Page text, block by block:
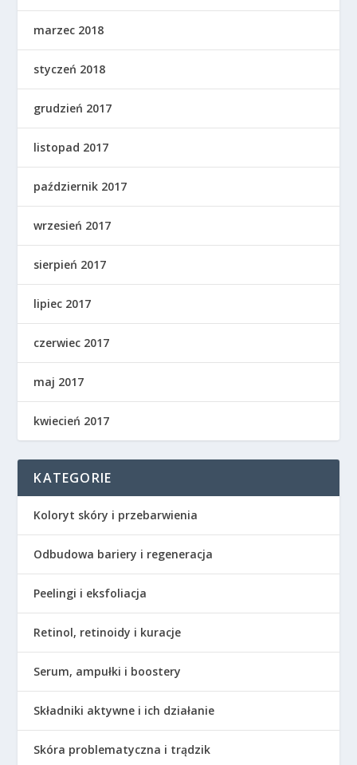
marzec 2018
styczeń 2018
grudzień 2017
listopad 2017
październik 2017
wrzesień 2017
sierpień 2017
lipiec 2017
czerwiec 2017
maj 2017
kwiecień 2017
KATEGORIE
Koloryt skóry i przebarwienia
Odbudowa bariery i regeneracja
Peelingi i eksfoliacja
Retinol, retinoidy i kuracje
Serum, ampułki i boostery
Składniki aktywne i ich działanie
Skóra problematyczna i trądzik